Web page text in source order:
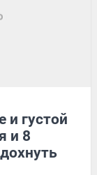
и густой
и 8